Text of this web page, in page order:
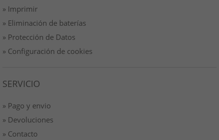
» Imprimir
» Eliminación de baterías
» Protección de Datos
» Configuración de cookies
SERVICIO
» Pago y envio
» Devoluciones
» Contacto